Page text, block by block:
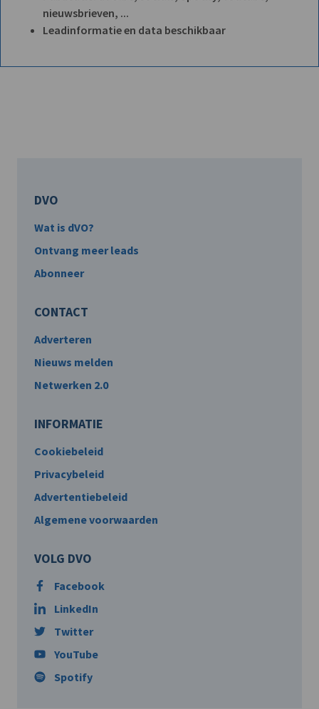
nieuwsbrieven, ...
Leadinformatie en data beschikbaar
DVO
Wat is dVO?
Ontvang meer leads
Abonneer
CONTACT
Adverteren
Nieuws melden
Netwerken 2.0
INFORMATIE
Cookiebeleid
Privacybeleid
Advertentiebeleid
Algemene voorwaarden
VOLG DVO
Facebook
LinkedIn
Twitter
YouTube
Spotify